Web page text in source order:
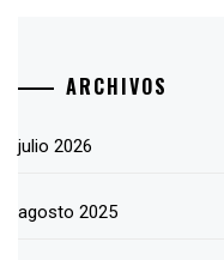
ARCHIVOS
julio 2026
agosto 2025